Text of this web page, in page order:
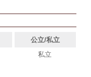
公立/私立
私立